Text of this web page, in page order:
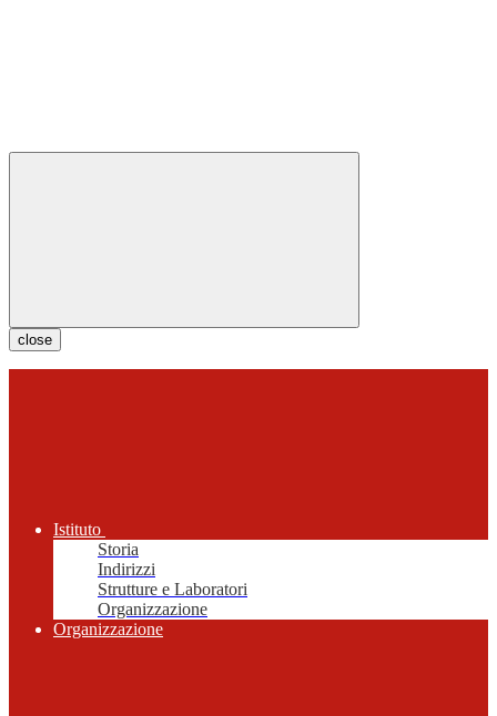
close
Istituto
Storia
Indirizzi
Strutture e Laboratori
Organizzazione
Organizzazione